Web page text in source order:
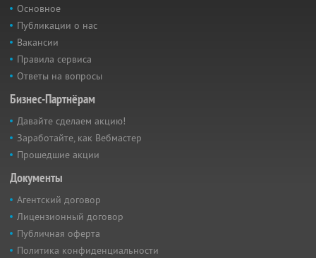
Основное
Публикации о нас
Вакансии
Правила сервиса
Ответы на вопросы
Бизнес-Партнёрам
Давайте сделаем акцию!
Заработайте, как Вебмастер
Прошедшие акции
Документы
Агентский договор
Лицензионный договор
Публичная оферта
Политика конфиденциальности